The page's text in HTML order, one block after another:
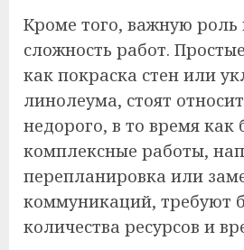
Кроме того, важную
сложность работ.
как покраска стен или
линолеума, стоят
недорого, в то время как
комплексные работы,
перепланировка или
коммуникаций, требуют
количества ресурсов и